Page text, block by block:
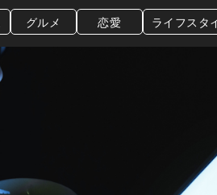
グルメ 恋愛 ライフスタ